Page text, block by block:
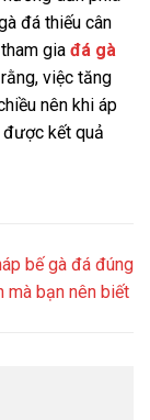
đá thiếu cân
gia đá gà
việc tăng
nên khi áp
kết quả
bế gà đá đúng
mà bạn nên biết